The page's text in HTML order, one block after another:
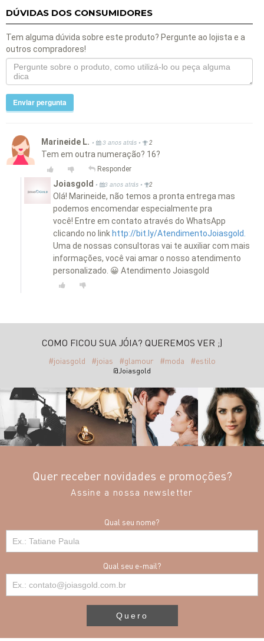
DÚVIDAS DOS CONSUMIDORES
Tem alguma dúvida sobre este produto? Pergunte ao lojista e a
outros compradores!
Enviar pergunta
Marineide L. • 3 anos atrás • 2
Tem em outra numeração? 16?
Responder
Joiasgold • 3 anos atrás • 2
Olá! Marineide, não temos a pronta entrega mas
podemos encomendar especialmente pra
você! Entre em contato através do WhatsApp
clicando no link http://bit.ly/AtendimentoJoiasgold.
Uma de nossas consultoras vai te auxiliar com mais
informações, você vai amar o nosso atendimento
personalizado. 😀 Atendimento Joiasgold
COMO FICOU SUA JÓIA? QUEREMOS VER ;)
#joiasgold #joias #glamour #moda #estilo
@Joiasgold
Quer receber novidades e promoções?
Assine a nossa newsletter
Qual seu nome?
Qual seu e-mail?
Quero